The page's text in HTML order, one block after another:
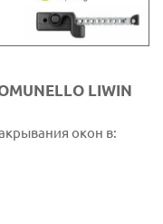
LIWIN
окон в: